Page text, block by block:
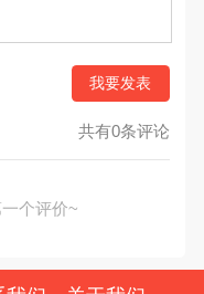
我要发表
共有0条评论
个评价~